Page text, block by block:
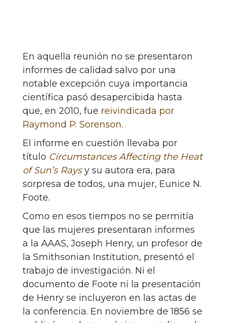
En aquella reunión no se presentaron
informes de calidad salvo por una
notable excepción cuya importancia
científica pasó desapercibida hasta
que, en 2010, fue reivindicada por
Raymond P. Sorenson.
El informe en cuestión llevaba por
título Circumstances Affecting the Heat
of Sun’s Raysy su autora era, para
sorpresa de todos, una mujer, Eunice N.
Foote.
Como en esos tiempos no se permitía
que las mujeres presentaran informes
a la AAAS, Joseph Henry, un profesor de
la Smithsonian Institution, presentó el
trabajo de investigación. Ni el
documento de Foote ni la presentación
de Henry se incluyeron en las actas de
la conferencia. En noviembre de 1856 se